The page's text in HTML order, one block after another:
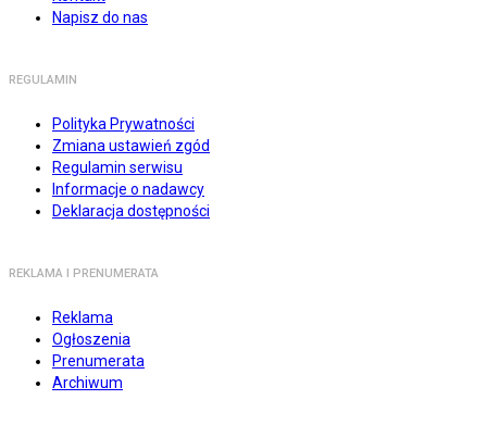
Napisz do nas
REGULAMIN
Polityka Prywatności
Zmiana ustawień zgód
Regulamin serwisu
Informacje o nadawcy
Deklaracja dostępności
REKLAMA I PRENUMERATA
Reklama
Ogłoszenia
Prenumerata
Archiwum